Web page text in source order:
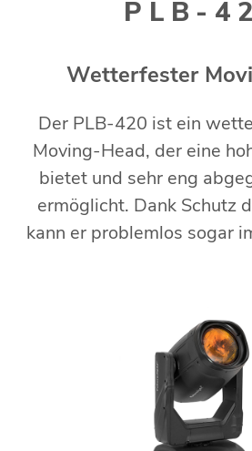
PLB-
Wetterfester
Der PLB-420 ist ein
Moving-Head, der eine
bietet und sehr eng
ermöglicht. Dank Schutz
kann er problemlos sogar